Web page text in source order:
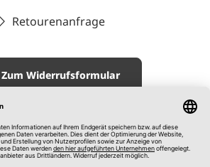
Retourenanfrage
Zum Widerrufsformular
Impressum
AGB